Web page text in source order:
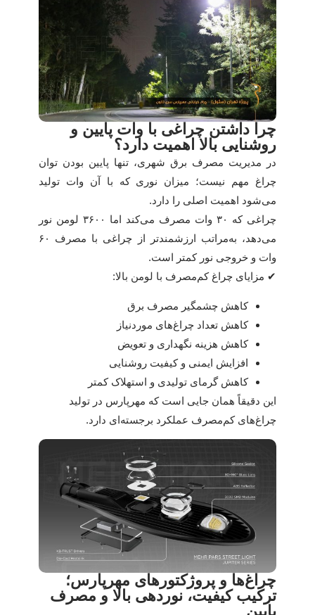
چرا داشتن چراغی با وات پایین و
روشنایی بالا اهمیت دارد؟
در مدیریت مصرف برق شهری، تنها پایین بودن توان
چراغ مهم نیست؛ میزان نوری که با آن وات تولید
می‌شود اهمیت اصلی را دارد.
چراغی که ۳۰ وات مصرف می‌کند اما ۳۶۰۰ لومن نور
می‌دهد، به‌مراتب ارزشمندتر از چراغی با مصرف ۶۰
وات و خروجی نور کمتر است.
✔ مزایای چراغ کم‌مصرف با لومن بالا:
کاهش چشمگیر مصرف برق
کاهش تعداد چراغ‌های موردنیاز
کاهش هزینه نگهداری و تعویض
افزایش ایمنی و کیفیت روشنایی
کاهش گرمای تولیدی و استهلاک کمتر
این دقیقاً همان جایی است که مهرپارس در تولید
چراغ‌های کم‌مصرف عملکرد برجسته‌ای دارد.
چراغ‌ها و پروژکتورهای مهرپارس؛
ترکیب کیفیت، نوردهی بالا و مصرف
پایین